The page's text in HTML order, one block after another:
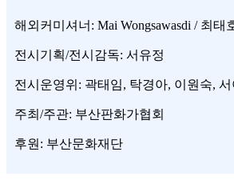
해외커미셔너: Mai Wongsawasdi / 최태
전시기획/전시감독: 서유정
전시운영위: 곽태임, 탁경아, 이원숙, 서
주최/주관: 부산판화가협회
후원: 부산문화재단